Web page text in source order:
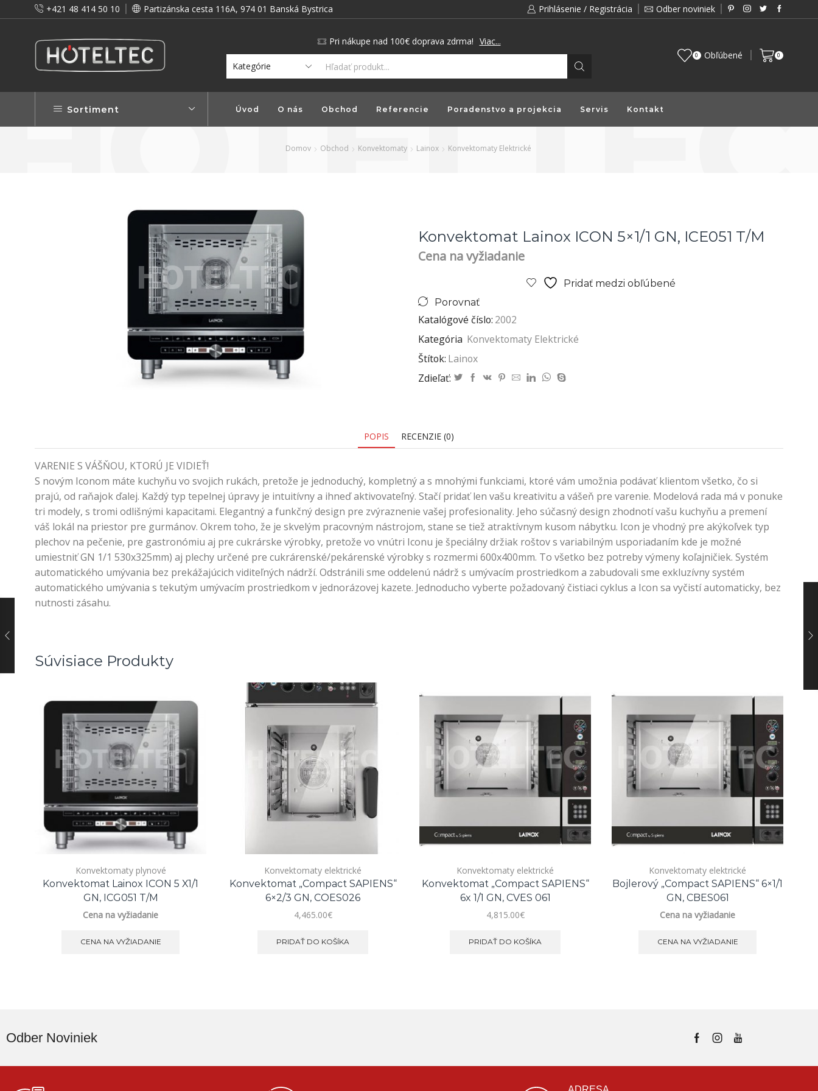
+421 48 414 50 10 Partizánska cesta 116A, 974 01 Banská Bystrica Prihlásenie / Registrácia Odber noviniek
a preto vám prinášame vernostné zľavy! Pri nákupe nad 100€ doprava zdrma! Viac...
0 Obľúbené 0
Sortiment Úvod O nás Obchod Referencie Poradenstvo a projekcia Servis Kontakt
Domov Obchod Konvektomaty Lainox Konvektomaty Elektrické
Konvektomat Lainox ICON 5×1/1 GN, ICE051 T/M
Cena na vyžiadanie
Pridať medzi obľúbené
Porovnať
Katalógové číslo: 2002
Kategória Konvektomaty Elektrické
Štítok: Lainox
Zdieľať:
POPIS RECENZIE (0)
VARENIE S VÁŠŇOU, KTORÚ JE VIDIEŤ!
S novým Iconom máte kuchyňu vo svojich rukách, pretože je jednoduchý, kompletný a s mnohými funkciami, ktoré vám umožnia podávať klientom všetko, čo si
prajú, od raňajok ďalej. Každý typ tepelnej úpravy je intuitívny a ihneď aktivovateľný. Stačí pridať len vašu kreativitu a vášeň pre varenie. Modelová rada má v ponuke
tri modely, s tromi odlišnými kapacitami. Elegantný a funkčný design pre zvýraznenie vašej profesionality. Jeho súčasný design zhodnotí vašu kuchyňu a premení
váš lokál na priestor pre gurmánov. Okrem toho, že je skvelým pracovným nástrojom, stane se tiež atraktívnym kusom nábytku. Icon je vhodný pre akýkoľvek typ
plechov na pečenie, pre gastronómiu aj pre cukrárske výrobky, pretože vo vnútri Iconu je špeciálny držiak roštov s variabilným usporiadaním kde je možné
umiestniť GN 1/1 530x325mm) aj plechy určené pre cukrárenské/pekárenské výrobky s rozmermi 600x400mm. To všetko bez potreby výmeny koľajničiek. Systém
automatického umývania bez prekážajúcich viditeľných nádrží. Odstránili sme oddelenú nádrž s umývacím prostriedkom a zabudovali sme exkluzívny systém
automatického umývania s tekutým umývacím prostriedkom v jednorázovej kazete. Jednoducho vyberte požadovaný čistiaci cyklus a Icon sa vyčistí automaticky, bez
nutnosti zásahu.
Súvisiace Produkty
Konvektomaty plynové
Konvektomat Lainox ICON 5 X1/1
GN, ICG051 T/M
Cena na vyžiadanie
CENA NA VYŽIADANIE
Konvektomaty elektrické
Konvektomat „Compact SAPIENS“
6×2/3 GN, COES026
4,465.00€
PRIDAŤ DO KOŠÍKA
Konvektomaty elektrické
Konvektomat „Compact SAPIENS“
6x 1/1 GN, CVES 061
4,815.00€
PRIDAŤ DO KOŠÍKA
Konvektomaty elektrické
Bojlerový „Compact SAPIENS“ 6×1/1
GN, CBES061
Cena na vyžiadanie
CENA NA VYŽIADANIE
Odber Noviniek